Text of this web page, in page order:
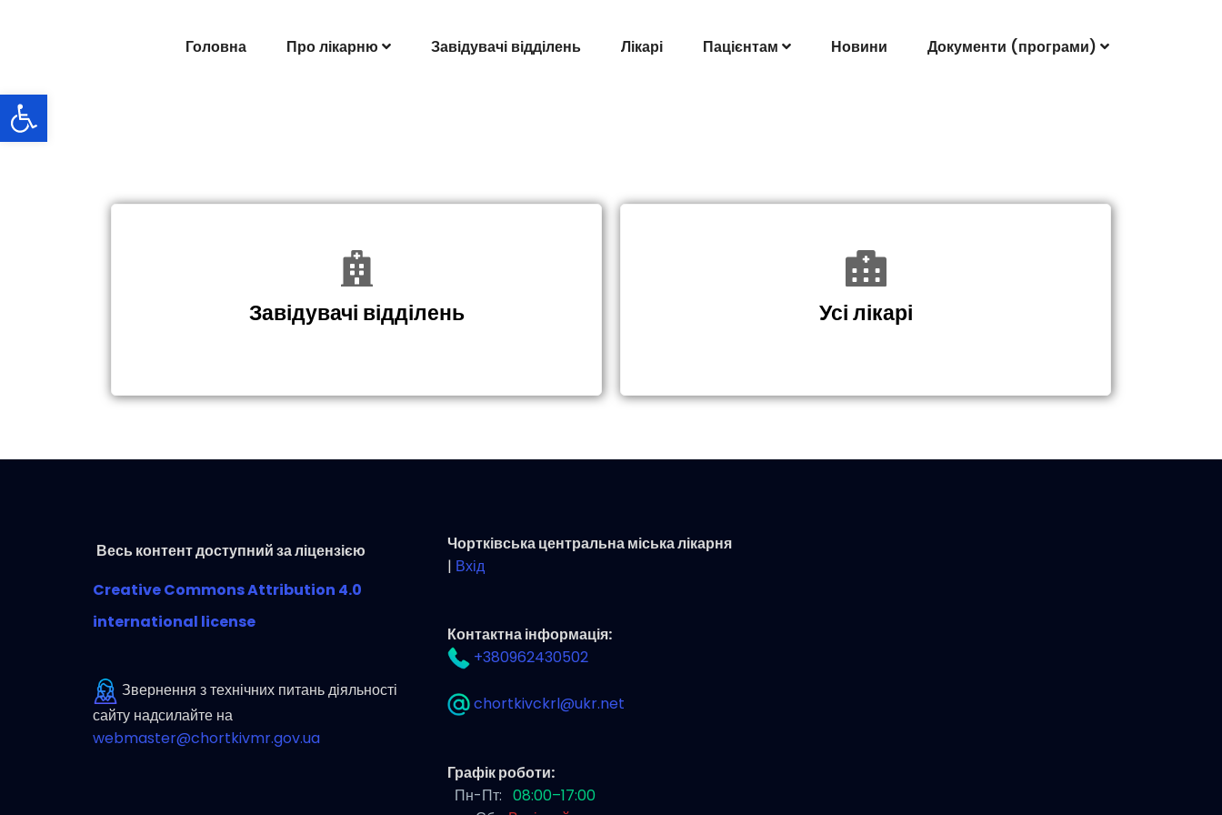
Відкрити Панель інструментів
Головна Про лікарню Завідувачі відділень Лікарі Пацієнтам Новини Документи (програми)
Завідувачі відділень Усі лікарі
Весь контент доступний за ліцензією
Creative Commons Attribution 4.0
international license
Звернення з технічних питань діяльності
сайту надсилайте на
webmaster@chortkivmr.gov.ua
Чортківська центральна міська лікарня
| Вхід
Контактна інформація:
+380962430502
chortkivckrl@ukr.net
Графік роботи:
Пн-Пт: 08:00–17:00